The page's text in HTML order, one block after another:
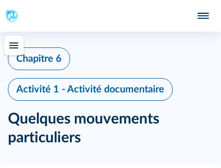
Chapitre 6
Activité 1 - Activité documentaire
Quelques mouvements
particuliers